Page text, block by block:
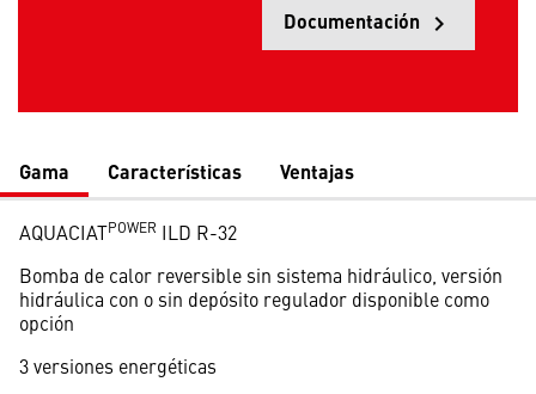
Documentación keyboard_arrow_right
Gama Características Ventajas
AQUACIATPOWER ILD R-32
Bomba de calor reversible sin sistema hidráulico, versión
hidráulica con o sin depósito regulador disponible como
opción
3 versiones energéticas